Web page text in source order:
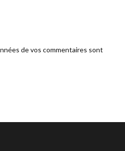
de vos commentaires sont